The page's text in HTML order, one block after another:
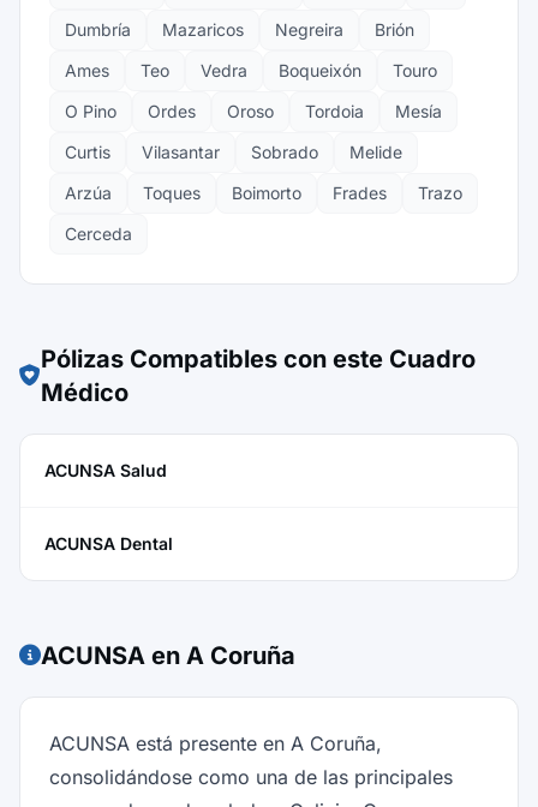
Dumbría
Mazaricos Negreira
Brión
Ames
Teo Vedra Boqueixón
Touro
O Pino
Ordes Oroso Tordoia
Mesía
Curtis
Vilasantar Sobrado
Melide
Arzúa
Toques Boimorto Frades
Trazo
Cerceda
Pólizas Compatibles con este Cuadro
Médico
ACUNSA Salud
ACUNSA Dental
ACUNSA en A Coruña
ACUNSA está presente en A Coruña,
consolidándose como una de las principales